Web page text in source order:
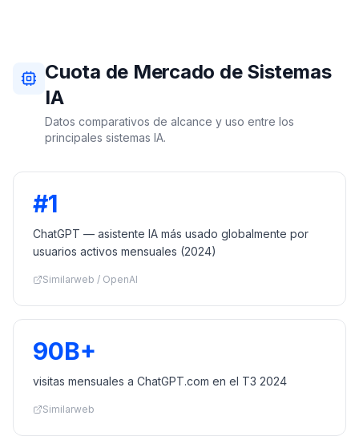
Cuota de Mercado de Sistemas
IA
Datos comparativos de alcance y uso entre los
principales sistemas IA.
#1
ChatGPT — asistente IA más usado globalmente por
usuarios activos mensuales (2024)
Similarweb / OpenAI
90B+
visitas mensuales a ChatGPT.com en el T3 2024
Similarweb